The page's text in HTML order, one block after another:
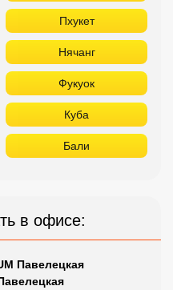
Пхукет
Нячанг
Фукуок
Куба
Бали
в офисе:
Павелецкая